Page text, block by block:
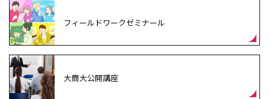
フィールドワークゼミナール
大商大公開講座